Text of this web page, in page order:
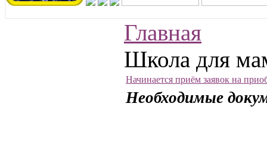
Главная
Школа для
Начинается приём заявок на
Необходимые